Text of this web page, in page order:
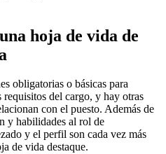
hoja de vida de
obligatorias o básicas para
del cargo, y hay otras
con el puesto. Además de
y habilidades al rol de
y el perfil son cada vez más
de vida destaque.